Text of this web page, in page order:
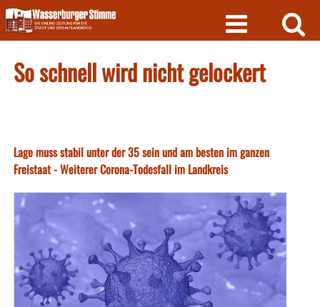
Skip
to
content
So schnell wird nicht gelockert
Lage muss stabil unter der 35 sein und am besten im ganzen
Freistaat - Weiterer Corona-Todesfall im Landkreis